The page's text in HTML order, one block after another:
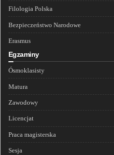
Filologia Polska
Bezpieczeństwo Narodowe
Erasmus
Egzaminy
Ósmoklasisty
Matura
Zawodowy
Licencjat
Praca magisterska
Sesja